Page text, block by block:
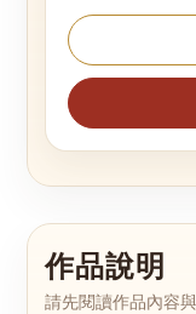
作品說明
請先閱讀作品內容